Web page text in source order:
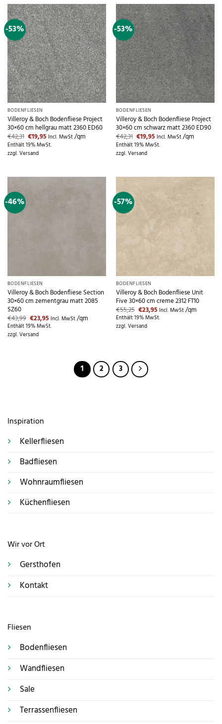
-53%
BODENFLIESEN
Villeroy & Boch Bodenfliese Project
30×60 cm hellgrau matt 2360 ED60
€42,31 Ursprünglicher
Preis
war:
€42,31
€19,95Aktueller
Preis
ist:
Incl. MwSt/qm
Enthält 19% MwSt.
zzgl.Versand
-53%
BODENFLIESEN
Villeroy & Boch Bodenfliese Project
30×60 cm schwarz matt 2360 ED90
€42,31 Ursprünglicher
Preis
war:
€42,31
€19,95Aktueller
Preis
ist:
Incl. MwSt/qm
Enthält 19% MwSt.
zzgl.Versand
-46%
BODENFLIESEN
Villeroy & Boch Bodenfliese Section
30×60 cm zementgrau matt 2085
SZ60
€43,99 Ursprünglicher
Preis
war:
€43,99
€23,95Aktueller
Preis
ist:
Incl. MwSt/qm
Enthält 19% MwSt.
zzgl.Versand
-57%
BODENFLIESEN
Villeroy & Boch Bodenfliese Unit
Five 30×60 cm creme 2312 FT10
€55,25 Ursprünglicher
Preis
war:
€55,25
€23,95Aktueller
Preis
ist:
Incl. MwSt/qm
Enthält 19% MwSt.
zzgl.Versand
1 2 3
Inspiration
Kellerfliesen
Badfliesen
Wohnraumfliesen
Küchenfliesen
Fliesen
Bodenfliesen
Wandfliesen
Sale
Terrassenfliesen
Wir vor Ort
Gersthofen
Kontakt